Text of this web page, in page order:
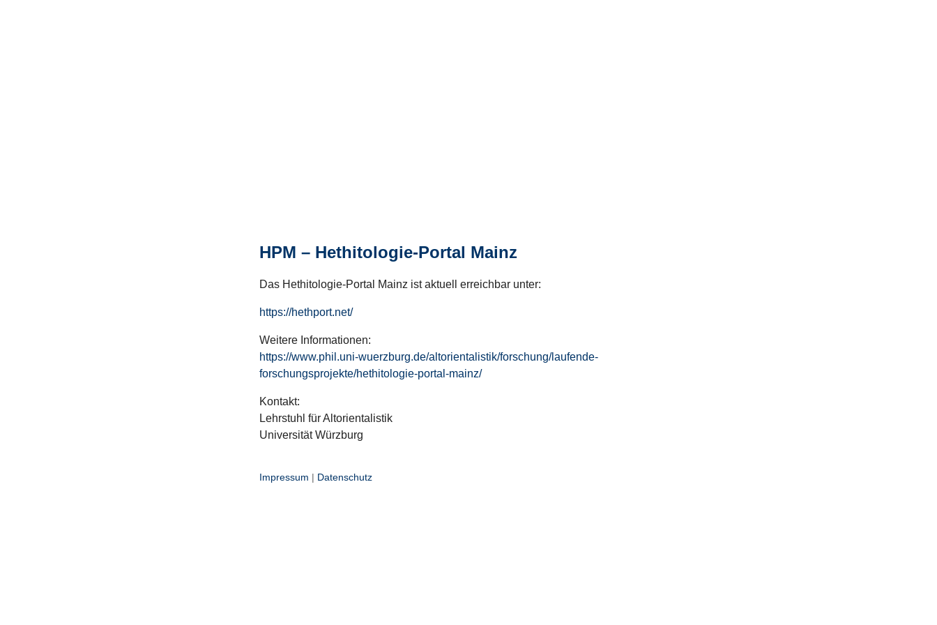
HPM – Hethitologie-Portal Mainz
Das Hethitologie-Portal Mainz ist aktuell erreichbar unter:
https://hethport.net/
Weitere Informationen:
https://www.phil.uni-wuerzburg.de/altorientalistik/forschung/laufende-
forschungsprojekte/hethitologie-portal-mainz/
Kontakt:
Lehrstuhl für Altorientalistik
Universität Würzburg
Impressum | Datenschutz